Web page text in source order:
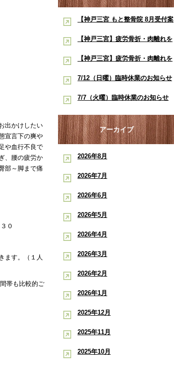
出かけしたい
宣言下の爽や
や血行不良で
、腰の疲労か
部～脚まで痛
０
ます。（１人
帯も比較的ご
【神戸三宮 もと整骨院 8月受付案
内】8月は熱中症・交通事故・ス
ポート
【神戸三宮】疲労骨折・肉離れを
早く治したい学生アスリートへ｜
骨院
【神戸三宮】疲労骨折・肉離れを
早く治したい学生アスリートへ｜
骨院
7/12（日曜）臨時休業のお知らせ
【神戸市三宮 もと整骨院】
7/7（火曜）臨時休業のお知らせ
アーカイブ
2026年8月
2026年7月
2026年6月
2026年5月
2026年4月
2026年3月
2026年2月
2026年1月
2025年12月
2025年11月
2025年10月